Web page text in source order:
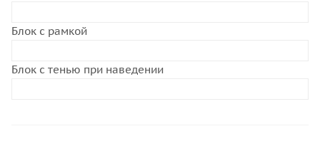
Блок с рамкой
Блок с тенью при наведении